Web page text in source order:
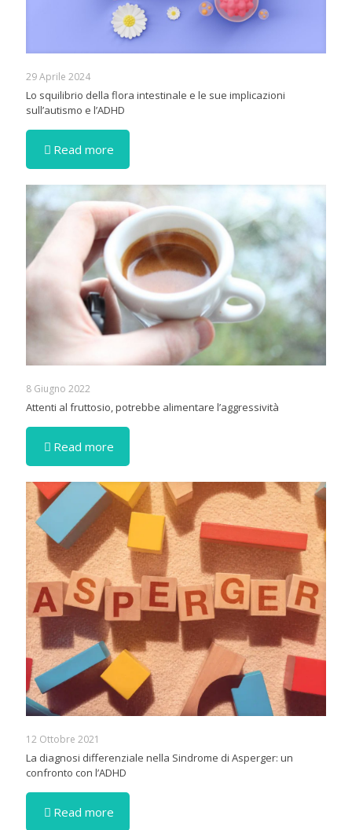
29 Aprile 2024
Lo squilibrio della flora intestinale e le sue implicazioni
sull’autismo e l’ADHD
Read more
8 Giugno 2022
Attenti al fruttosio, potrebbe alimentare l’aggressività
Read more
12 Ottobre 2021
La diagnosi differenziale nella Sindrome di Asperger: un
confronto con l’ADHD
Read more